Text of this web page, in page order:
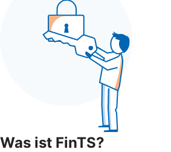
Was ist FinTS?